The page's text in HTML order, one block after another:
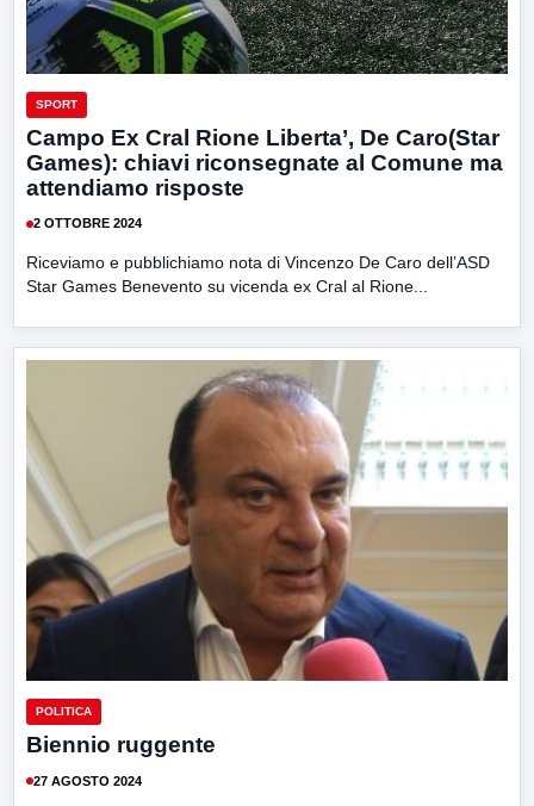
SPORT
Campo Ex Cral Rione Liberta’, De Caro(Star
Games): chiavi riconsegnate al Comune ma
attendiamo risposte
2 OTTOBRE 2024
Riceviamo e pubblichiamo nota di Vincenzo De Caro dell’ASD
Star Games Benevento su vicenda ex Cral al Rione...
POLITICA
Biennio ruggente
27 AGOSTO 2024